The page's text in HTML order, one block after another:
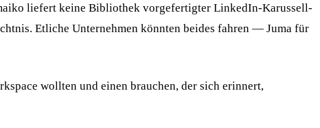
liefert keine Bibliothek vorgefertigter LinkedIn-Karussell-
Etliche Unternehmen könnten beides fahren — Juma für
wollten und einen brauchen, der sich erinnert,